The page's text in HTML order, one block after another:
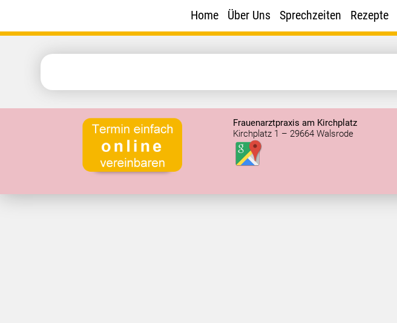
springen
Home Über Uns Sprechzeiten Rezepte
Frauenarztpraxis am Kirchplatz
Kirchplatz 1 – 29664 Walsrode